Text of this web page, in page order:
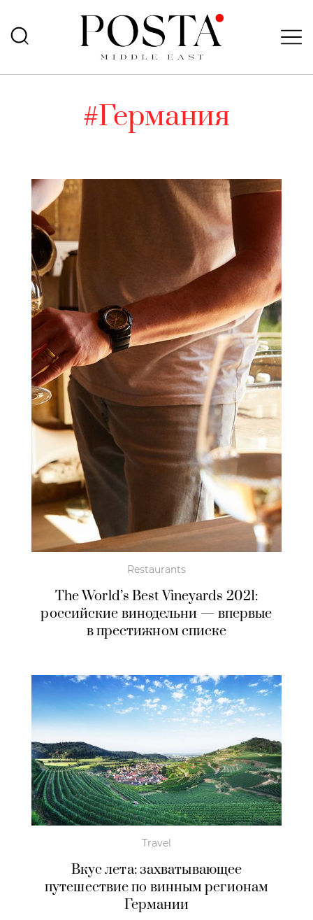
#Германия
Restaurants
The World’s Best Vineyards 2021:
российские винодельни — впервые
в престижном списке
Travel
Вкус лета: захватывающее
путешествие по винным регионам
Германии